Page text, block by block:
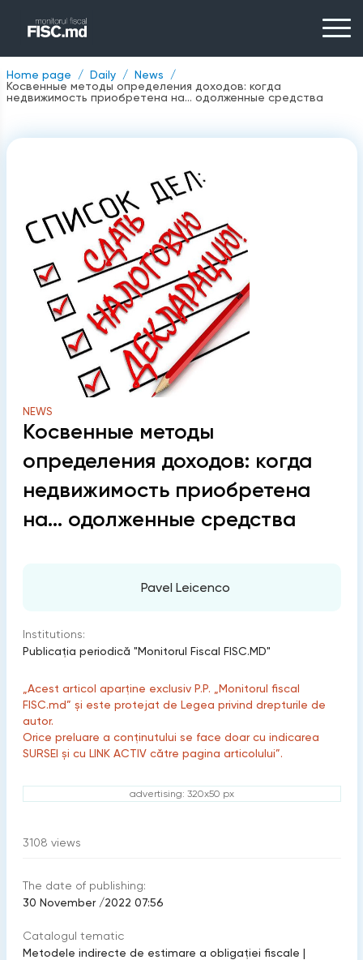
Home page Daily
News
Косвенные методы определения доходов: когда
недвижимость приобретена на… одолженные средства
NEWS
Косвенные методы
определения доходов: когда
недвижимость приобретена
на… одолженные средства
Pavel Leicenco
Institutions:
Publicaţia periodică "Monitorul Fiscal FISC.MD"
„Acest articol aparține exclusiv P.P. „Monitorul fiscal
FISC.md” și este protejat de Legea privind drepturile de
autor.
Orice preluare a conținutului se face doar cu indicarea
SURSEI și cu LINK ACTIV către pagina articolului”.
advertising: 320x50 px
3108 views
The date of publishing:
30 November /2022 07:56
Catalogul tematic
Metodele indirecte de estimare a obligaţiei fiscale |